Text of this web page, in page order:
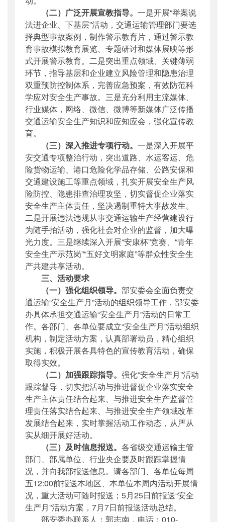
（二）广泛开展宣教指导。 一是开展“举案说
法进企业、下基层”活动，交通运输管理部门要选
择典型事故案例，制作警示教育片，通过警示教
育事故模拟教育展览、专题研讨和媒体展映等形
式开展警示教育。二是突出重点领域、关键薄弱
环节，指导基层和企业建立风险管理和隐患治理
双重预防控制体系，完善应急预案，有效防范科
学应对安全生产事故。三是充分利用主流媒体、
行业媒体，网络、微信、微博等新媒体广泛传播
交通运输安全生产知识和应知应会，强化宣传教
育。
（三）深入推进专项行动。 一是深入开展平
安交通专项整治行动，突出道路、水运客运、危
险货物运输、港口危险化学品存储、公路安保和
交通建设施工等重点领域，扎实开展安全生产风
险防控、隐患排查治理攻坚，切实督促企业落实
安全生产主体责任，坚决遏制重特大事故发生。
二是开展违法违规从事交通运输生产经营建设行
为随手拍活动，强化社会对企业的监督，加大曝
光力度。三是继续深入开展“安康杯”竞赛、“青年
安全生产示范岗”“五好文明家庭”等群众性安全生
产共建共享活动。
三、活动要求
（一）强化组织领导。 部安委会全面负责交
通运输“安全生产月”活动的组织领导工作，部安委
办具体承担交通运输“安全生产月”活动的日常工
作。各部门、各单位要成立“安全生产月”活动组织
机构，制定活动方案，认真部署动员，精心组织
实施，积极开展各具特色的宣传教育活动，确保
取得实效。
（二）加强跟踪指导。 强化“安全生产月”活动
跟踪督导，切实把活动与推进督促企业落实安全
生产主体责任结合起来、与推进安全生产监督管
理责任落实结合起来、与推进安全生产领域改革
发展结合起来，实时掌握活动工作动态，从严从
实从细开展好活动。
（三）及时信息报送。 各省级交通运输主管
部门、部属单位、行业央企要及时跟踪掌握情
况，并向我部报送信息。请各部门、各单位每周
五12:00前报送本地区、本单位本周内活动开展情
况，重大活动可随时报送；5月25日前报送“安全
生产月”活动方案，7月7日前报送活动总结。
部安委办联系人：郭志南，电话：010-